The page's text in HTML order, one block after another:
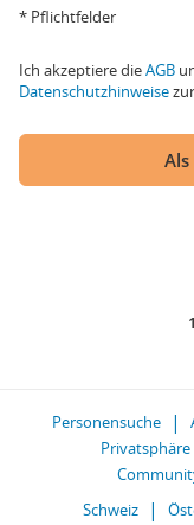
* Pflichtfelder
Ich akzeptiere dieAGB
Datenschutzhinweise
Personensuche
Privatsphäre
Schweiz